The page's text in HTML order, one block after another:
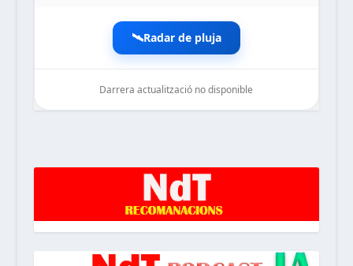
🛰️Radar de pluja
Darrera actualització no disponible